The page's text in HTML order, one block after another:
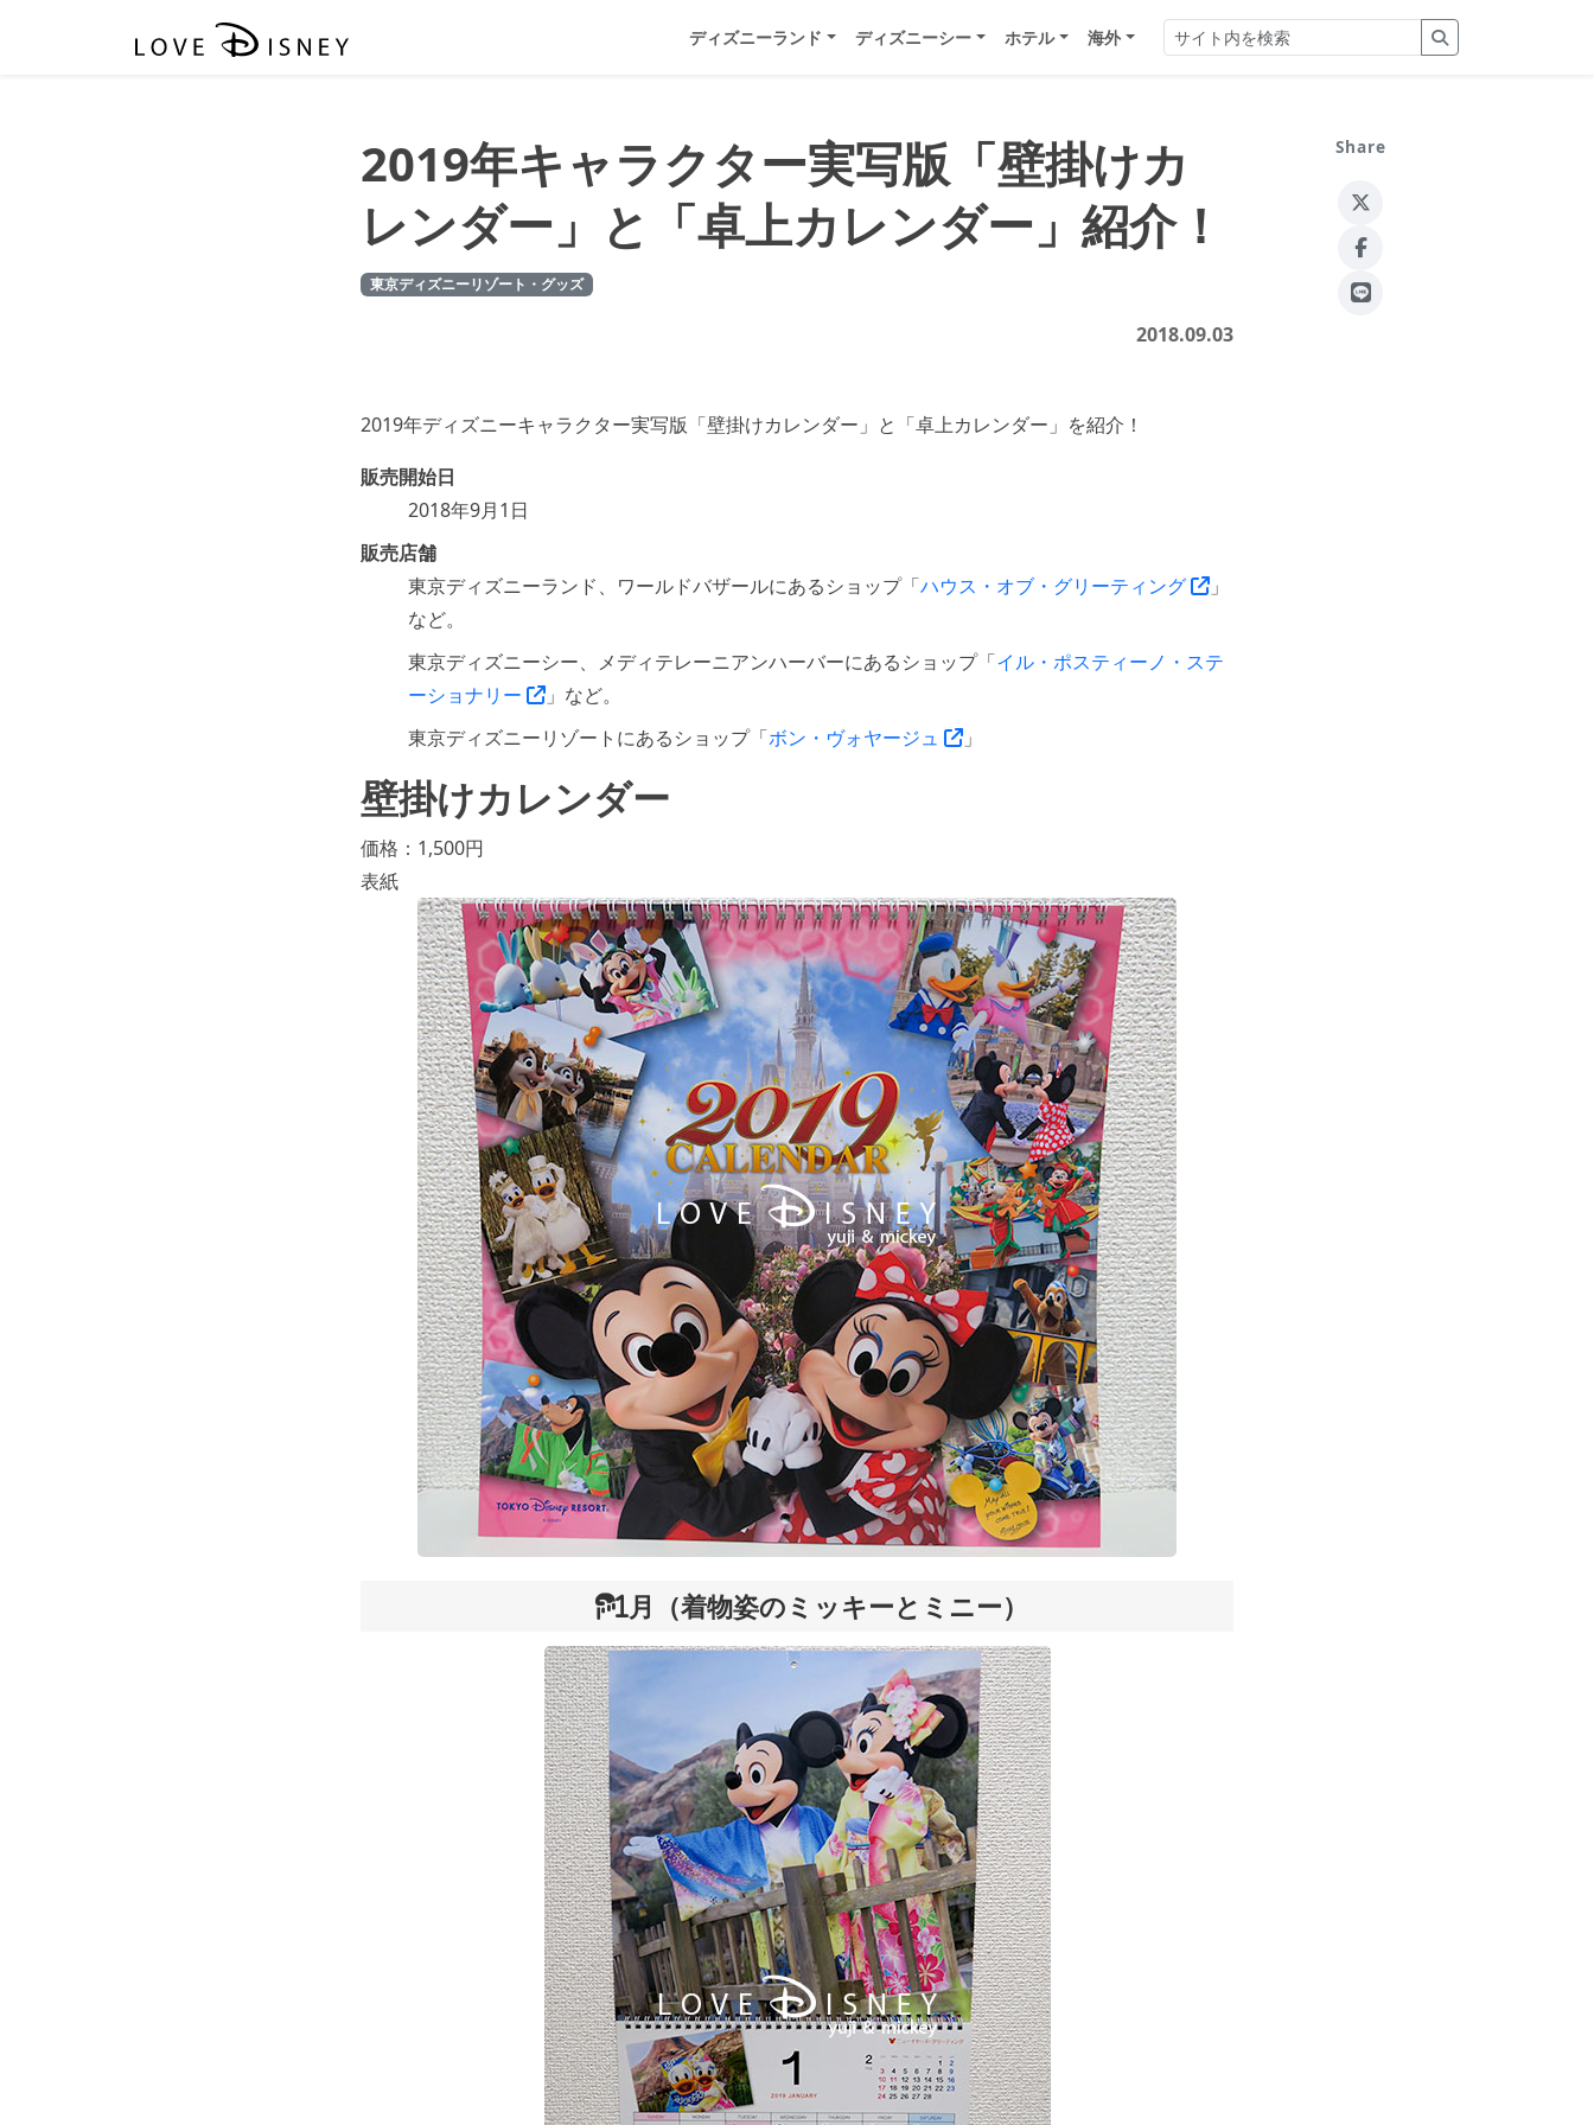
ディズニーランド ディズニーシー ホテル 海外
2019年キャラクター実写版「壁掛けカ
レンダー」と「卓上カレンダー」紹介！
東京ディズニーリゾート・グッズ
2018.09.03
2019年ディズニーキャラクター実写版「壁掛けカレンダー」と「卓上カレンダー」を紹介！
販売開始日
2018年9月1日
販売店舗
東京ディズニーランド、ワールドバザールにあるショップ「ハウス・オブ・グリーティング
」
など。
東京ディズニーシー、メディテレーニアンハーバーにあるショップ「イル・ポスティーノ・ステ
ーショナリー
」など。
東京ディズニーリゾートにあるショップ「ボン・ヴォヤージュ 」
壁掛けカレンダー
価格：1,500円
表紙
1月（着物姿のミッキーとミニー）
Share